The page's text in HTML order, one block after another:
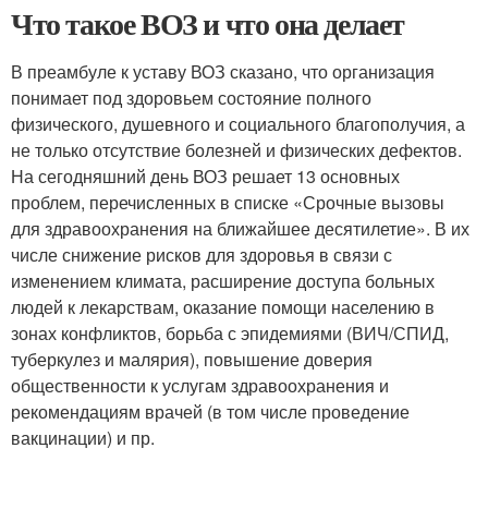
Что такое ВОЗ и что она делает
В преамбуле к уставу ВОЗ сказано, что организация
понимает под здоровьем состояние полного
физического, душевного и социального благополучия, а
не только отсутствие болезней и физических дефектов.
На сегодняшний день ВОЗ решает 13 основных
проблем, перечисленных в списке «Срочные вызовы
для здравоохранения на ближайшее десятилетие». В их
числе снижение рисков для здоровья в связи с
изменением климата, расширение доступа больных
людей к лекарствам, оказание помощи населению в
зонах конфликтов, борьба с эпидемиями (ВИЧ/СПИД,
туберкулез и малярия), повышение доверия
общественности к услугам здравоохранения и
рекомендациям врачей (в том числе проведение
вакцинации) и пр.